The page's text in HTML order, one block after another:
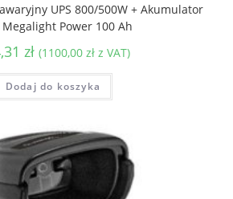
UPS 800/500W + Akumulator
Megalight Power 100 Ah
zł (1100,00 złz VAT)
Dodaj do koszyka